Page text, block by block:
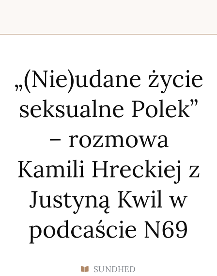
„(Nie)udane życie
seksualne Polek”
– rozmowa
Kamili Hreckiej z
Justyną Kwil w
podcaście N69
SUNDHED